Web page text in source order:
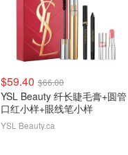
$59.40 $66.00
YSL Beauty 纤长睫毛膏+圆管
口红小样+眼线笔小样
YSL Beauty.ca